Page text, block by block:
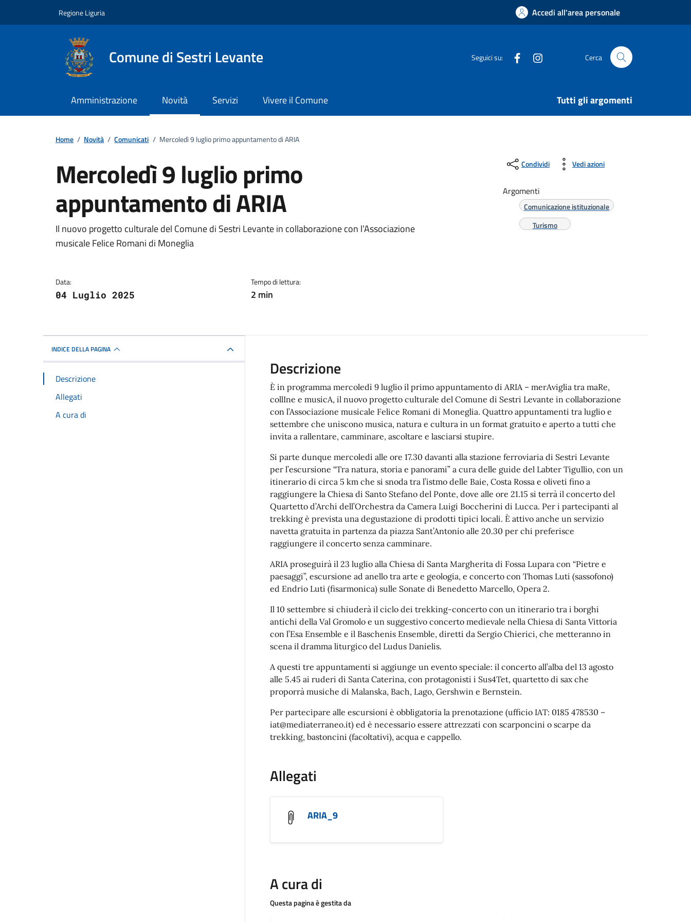
Regione Liguria Accedi all'area personale
Comune di Sestri Levante Seguici su: Facebook Cerca
Amministrazione Novità Servizi Vivere il Comune Tutti gli argomenti
Home / Novità / Comunicati / Mercoledì 9 luglio primo appuntamento di ARIA
Mercoledì 9 luglio primo
appuntamento di ARIA
Dettagli della notizia
Il nuovo progetto culturale del Comune di Sestri Levante in collaborazione con l’Associazione
musicale Felice Romani di Moneglia
Data:
04 Luglio 2025
Tempo di lettura:
2 min
Condividi Vedi azioni
Argomenti
Comunicazione istituzionale
Turismo
INDICE DELLA PAGINA
Descrizione
Allegati
A cura di
Descrizione
È in programma mercoledì 9 luglio il primo appuntamento di ARIA – merAviglia tra maRe,
collIne e musicA, il nuovo progetto culturale del Comune di Sestri Levante in collaborazione
con l’Associazione musicale Felice Romani di Moneglia. Quattro appuntamenti tra luglio e
settembre che uniscono musica, natura e cultura in un format gratuito e aperto a tutti che
invita a rallentare, camminare, ascoltare e lasciarsi stupire.
Si parte dunque mercoledì alle ore 17.30 davanti alla stazione ferroviaria di Sestri Levante
per l’escursione “Tra natura, storia e panorami” a cura delle guide del Labter Tigullio, con un
itinerario di circa 5 km che si snoda tra l’istmo delle Baie, Costa Rossa e oliveti fino a
raggiungere la Chiesa di Santo Stefano del Ponte, dove alle ore 21.15 si terrà il concerto del
Quartetto d’Archi dell’Orchestra da Camera Luigi Boccherini di Lucca. Per i partecipanti al
trekking è prevista una degustazione di prodotti tipici locali. È attivo anche un servizio
navetta gratuita in partenza da piazza Sant’Antonio alle 20.30 per chi preferisce
raggiungere il concerto senza camminare.
ARIA proseguirà il 23 luglio alla Chiesa di Santa Margherita di Fossa Lupara con “Pietre e
paesaggi”, escursione ad anello tra arte e geologia, e concerto con Thomas Luti (sassofono)
ed Endrio Luti (fisarmonica) sulle Sonate di Benedetto Marcello, Opera 2.
Il 10 settembre si chiuderà il ciclo dei trekking-concerto con un itinerario tra i borghi
antichi della Val Gromolo e un suggestivo concerto medievale nella Chiesa di Santa Vittoria
con l’Esa Ensemble e il Baschenis Ensemble, diretti da Sergio Chierici, che metteranno in
scena il dramma liturgico del Ludus Danielis.
A questi tre appuntamenti si aggiunge un evento speciale: il concerto all’alba del 13 agosto
alle 5.45 ai ruderi di Santa Caterina, con protagonisti i Sus4Tet, quartetto di sax che
proporrà musiche di Malanska, Bach, Lago, Gershwin e Bernstein.
Per partecipare alle escursioni è obbligatoria la prenotazione (ufficio IAT: 0185 478530 –
iat@mediaterraneo.it) ed è necessario essere attrezzati con scarponcini o scarpe da
trekking, bastoncini (facoltativi), acqua e cappello.
Allegati
ARIA_9
A cura di
Questa pagina è gestita da